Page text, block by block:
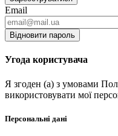
Email
Відновити пароль
Угода користувача
Я згоден (а) з умовами
використовувати мої
Персональні дані